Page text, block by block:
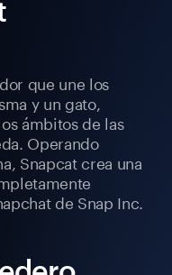
que une los
y un gato,
ámbitos de las
Operando
Snapcat crea una
de Snap Inc.